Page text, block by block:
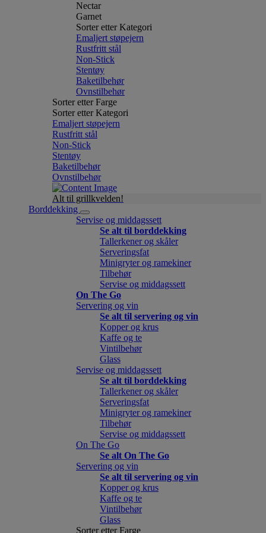
Nectar
Garnet
Sorter etter Kategori
Emaljert støpejern
Rustfritt stål
Non-Stick
Stentøy
Baketilbehør
Ovnstilbehør
Sorter etter Farge
Sorter etter Kategori
Emaljert støpejern
Rustfritt stål
Non-Stick
Stentøy
Baketilbehør
Ovnstilbehør
Alt til grillkvelden!
Borddekking
Servise og middagssett
Se alt til borddekking
Tallerkener og skåler
Serveringsfat
Minigryter og ramekiner
Tilbehør
Servise og middagssett
On The Go
Servering og vin
Se alt til servering og vin
Kopper og krus
Kaffe og te
Vintilbehør
Glass
Servise og middagssett
Se alt til borddekking
Tallerkener og skåler
Serveringsfat
Minigryter og ramekiner
Tilbehør
Servise og middagssett
On The Go
Se alt On The Go
Servering og vin
Se alt til servering og vin
Kopper og krus
Kaffe og te
Vintilbehør
Glass
Sorter etter Farge